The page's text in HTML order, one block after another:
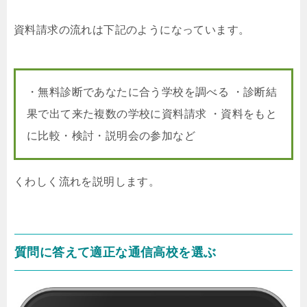
資料請求の流れは下記のようになっています。
・無料診断であなたに合う学校を調べる ・診断結
果で出て来た複数の学校に資料請求 ・資料をもと
に比較・検討・説明会の参加など
くわしく流れを説明します。
質問に答えて適正な通信高校を選ぶ